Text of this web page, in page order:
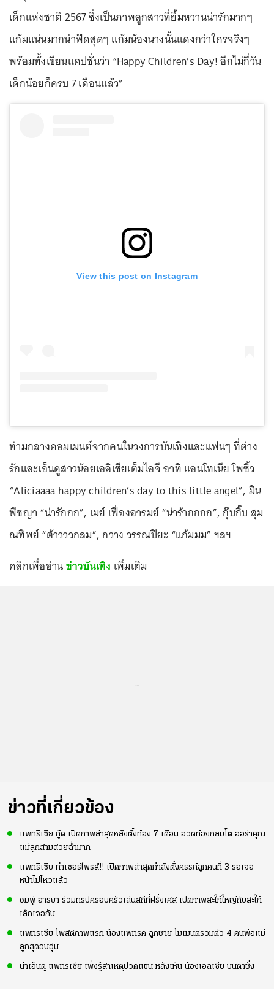
เด็กแห่งชาติ 2567 ซึ่งเป็นภาพลูกสาวที่ยิ้มหวานน่ารักมากๆ
แก้มแน่นมากน่าฟัดสุดๆ แก้มน้องนางนั้นแดงกว่าใครจริงๆ
พร้อมทั้งเขียนแคปชั่นว่า “Happy Children’s Day! อีกไม่กี่วัน
เด็กน้อยก็ครบ 7 เดือนแล้ว”
View this post on Instagram
ท่ามกลางคอมเมนต์จากคนในวงการบันเทิงและแฟนๆ ที่ต่าง
รักและเอ็นดูสาวน้อยเอลิเซียเต็มไอจี อาทิ แอนโทเนีย โพซิ้ว
“Aliciaaaa happy children’s day to this little angel”, มิน
พีชญา “น่ารักกก”, เมย์ เฟื่องอารมย์ “น่าร้ากกกก”, กุ๊บกิ๊บ สุม
ณทิพย์ “ต้าวววกลม”, กวาง วรรณปิยะ “แก้มมม” ฯลฯ
คลิกเพื่ออ่านข่าวบันเทิง เพิ่มเติม
ข่าวที่เกี่ยวข้อง
แพทริเซีย กู๊ด เปิดภาพล่าสุดหลังตั้งท้อง 7 เดือน อวดท้องกลมโต ออร่าคุณ
แม่ลูกสามสวยฉ่ำมาก
แพทริเซีย ทำเซอร์ไพรส์!! เปิดภาพล่าสุดกำลังตั้งครรภ์ลูกคนที่ 3 รอเจอ
หน้าไม่ไหวแล้ว
ชมพู่ อารยา ร่วมทริปครอบครัวเล่นสกีที่ฝรั่งเศส เปิดภาพสะใภ้ใหญ่กับสะใภ้
เล็กเจอกัน
แพทริเซีย โพสต์ภาพแรก น้องแพทริค ลูกชาย โมเมนต์รวมตัว 4 คนพ่อแม่
ลูกสุดอบอุ่น
น่าเอ็นดู แพทริเซีย เพิ่งรู้สาเหตุปวดแขน หลังเห็น น้องเอลิเซีย บนตาชั่ง